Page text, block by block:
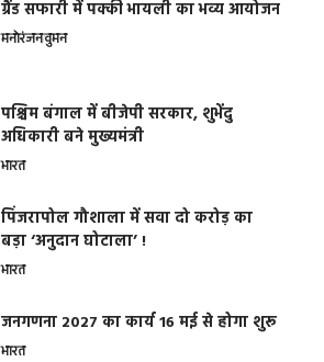
ग्रैंड सफारी में पक्की भायली का भव्य आयोजन
मनोरंजनवुमन
पश्चिम बंगाल में बीजेपी सरकार, शुभेंदु
अधिकारी बने मुख्यमंत्री
भारत
​पिंजरापोल गौशाला में सवा दो करोड़ का
बड़ा ‘अनुदान घोटाला’ !
भारत
जनगणना 2027 का कार्य 16 मई से होगा शुरू
भारत